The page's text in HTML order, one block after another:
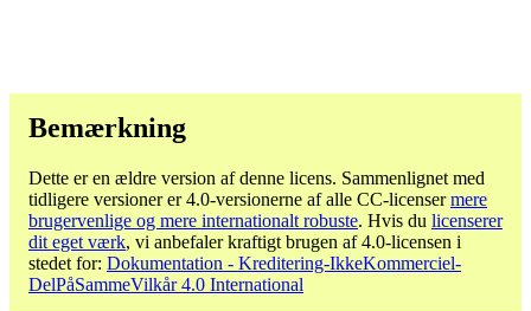
Bemærkning
Dette er en ældre version af denne licens. Sammenlignet med
tidligere versioner er 4.0-versionerne af alle CC-licensermere
brugervenlige og mere internationalt robuste. Hvis du licenserer
dit eget værk, vi anbefaler kraftigt brugen af ​​4.0-licensen i
stedet for: Dokumentation - Kreditering-IkkeKommerciel-
DelPåSammeVilkår 4.0 International